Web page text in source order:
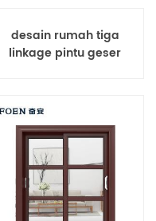
desain rumah tiga
linkage pintu geser